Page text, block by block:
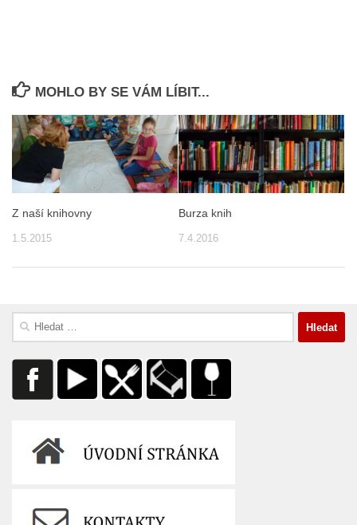
MOHLO BY SE VÁM LÍBIT...
Z naší knihovny
1.5.2015
Burza knih
7.4.2016
Vyhledávání